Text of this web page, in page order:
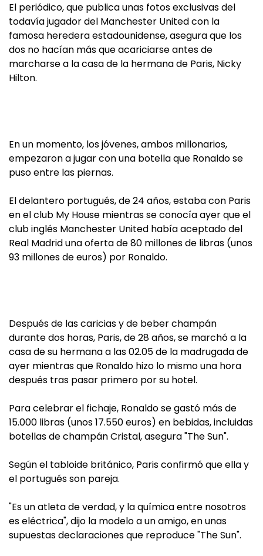
El periódico, que publica unas fotos exclusivas del
todavía jugador del Manchester United con la
famosa heredera estadounidense, asegura que los
dos no hacían más que acariciarse antes de
marcharse a la casa de la hermana de Paris, Nicky
Hilton.
En un momento, los jóvenes, ambos millonarios,
empezaron a jugar con una botella que Ronaldo se
puso entre las piernas.
El delantero portugués, de 24 años, estaba con Paris
en el club My House mientras se conocía ayer que el
club inglés Manchester United había aceptado del
Real Madrid una oferta de 80 millones de libras (unos
93 millones de euros) por Ronaldo.
Después de las caricias y de beber champán
durante dos horas, Paris, de 28 años, se marchó a la
casa de su hermana a las 02.05 de la madrugada de
ayer mientras que Ronaldo hizo lo mismo una hora
después tras pasar primero por su hotel.
Para celebrar el fichaje, Ronaldo se gastó más de
15.000 libras (unos 17.550 euros) en bebidas, incluidas
botellas de champán Cristal, asegura "The Sun".
Según el tabloide británico, Paris confirmó que ella y
el portugués son pareja.
"Es un atleta de verdad, y la química entre nosotros
es eléctrica", dijo la modelo a un amigo, en unas
supuestas declaraciones que reproduce "The Sun".